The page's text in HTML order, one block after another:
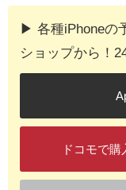
▶︎ 各種iPhoneの
ショップから！
ドコモで購